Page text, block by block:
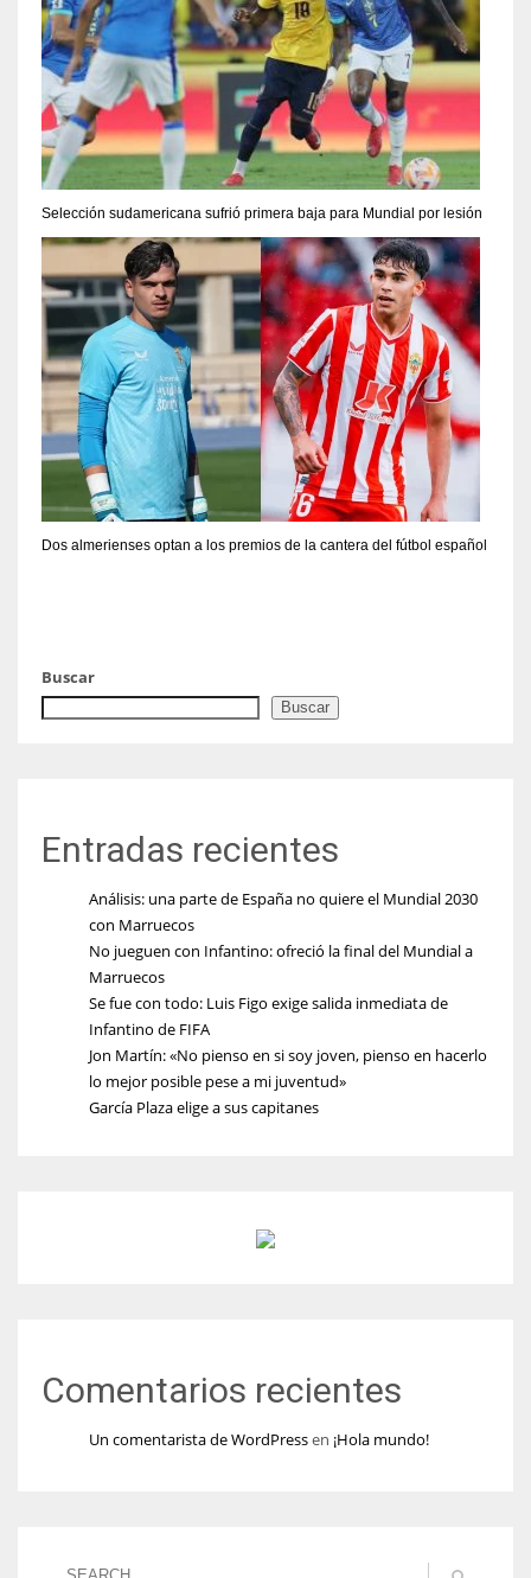
Selección sudamericana sufrió primera baja para Mundial por lesión
Dos almerienses optan a los premios de la cantera del fútbol español
Buscar
Buscar
Entradas recientes
Análisis: una parte de España no quiere el Mundial 2030
con Marruecos
No jueguen con Infantino: ofreció la final del Mundial a
Marruecos
Se fue con todo: Luis Figo exige salida inmediata de
Infantino de FIFA
Jon Martín: «No pienso en si soy joven, pienso en hacerlo
lo mejor posible pese a mi juventud»
García Plaza elige a sus capitanes
Comentarios recientes
Un comentarista de WordPressen ¡Hola mundo!